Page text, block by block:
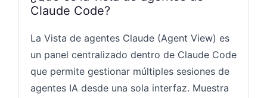
Claude Code?
La Vista de agentes Claude (Agent View) es
un panel centralizado dentro de Claude Code
que permite gestionar múltiples sesiones de
agentes IA desde una sola interfaz. Muestra